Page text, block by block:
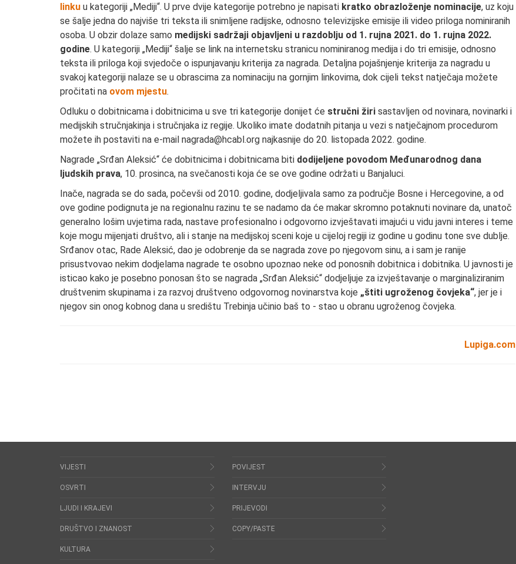
linku u kategoriji „Mediji“. U prve dvije kategorije potrebno je napisati kratko obrazloženje nominacije, uz koju
se šalje jedna do najviše tri teksta ili snimljene radijske, odnosno televizijske emisije ili video priloga nominiranih
osoba. U obzir dolaze samo medijski sadržaji objavljeni u razdoblju od 1. rujna 2021. do 1. rujna 2022.
godine. U kategoriji „Mediji“ šalje se link na internetsku stranicu nominiranog medija i do tri emisije, odnosno
teksta ili priloga koji svjedoče o ispunjavanju kriterija za nagrada. Detaljna pojašnjenje kriterija za nagradu u
svakoj kategoriji nalaze se u obrascima za nominaciju na gornjim linkovima, dok cijeli tekst natječaja možete
pročitati na ovom mjestu.
Odluku o dobitnicama i dobitnicima u sve tri kategorije donijet će stručni žiri sastavljen od novinara, novinarki i
medijskih stručnjakinja i stručnjaka iz regije. Ukoliko imate dodatnih pitanja u vezi s natječajnom procedurom
možete ih postaviti na e-mail nagrada@hcabl.org najkasnije do 20. listopada 2022. godine.
Nagrade „Srđan Aleksić“ će dobitnicima i dobitnicama biti dodijeljene povodom Međunarodnog dana
ljudskih prava, 10. prosinca, na svečanosti koja će se ove godine održati u Banjaluci.
Inače, nagrada se do sada, počevši od 2010. godine, dodjeljivala samo za područje Bosne i Hercegovine, a od
ove godine podignuta je na regionalnu razinu te se nadamo da će makar skromno potaknuti novinare da, unatoč
generalno lošim uvjetima rada, nastave profesionalno i odgovorno izvještavati imajući u vidu javni interes i teme
koje mogu mijenjati društvo, ali i stanje na medijskoj sceni koje u cijeloj regiji iz godine u godinu tone sve dublje.
Srđanov otac, Rade Aleksić, dao je odobrenje da se nagrada zove po njegovom sinu, a i sam je ranije
prisustvovao nekim dodjelama nagrade te osobno upoznao neke od ponosnih dobitnica i dobitnika. U javnosti je
isticao kako je posebno ponosan što se nagrada „Srđan Aleksić“ dodjeljuje za izvještavanje o marginaliziranim
društvenim skupinama i za razvoj društveno odgovornog novinarstva koje „štiti ugroženog čovjeka“, jer je i
njegov sin onog kobnog dana u središtu Trebinja učinio baš to - stao u obranu ugroženog čovjeka.
Lupiga.com
VIJESTI
OSVRTI
LJUDI I KRAJEVI
DRUŠTVO I ZNANOST
KULTURA
POVIJEST
INTERVJU
PRIJEVODI
COPY/PASTE